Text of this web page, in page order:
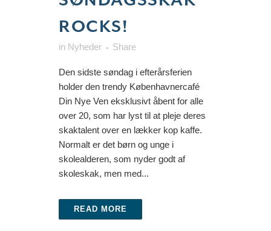
ROCKS!
in Nyheder Share
Den sidste søndag i efterårsferien
holder den trendy Københavnercafé
Din Nye Ven eksklusivt åbent for alle
over 20, som har lyst til at pleje deres
skaktalent over en lækker kop kaffe.
Normalt er det børn og unge i
skolealderen, som nyder godt af
skoleskak, men med...
READ MORE